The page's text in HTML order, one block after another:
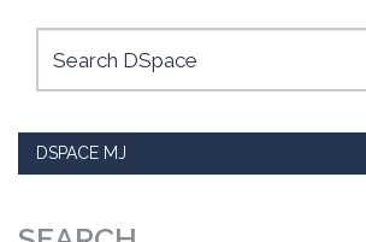
DSPACE MJ